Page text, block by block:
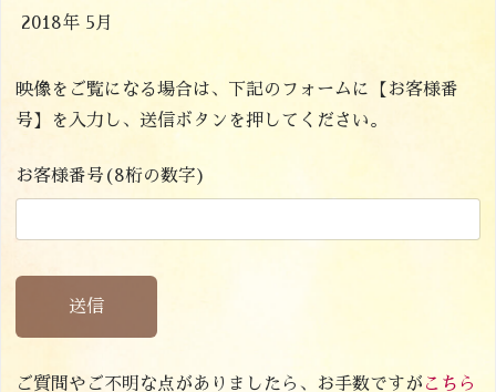
2018年 5月
映像をご覧になる場合は、下記のフォームに【お客様番
号】を入力し、送信ボタンを押してください。
お客様番号(8桁の数字)
送信
ご質問やご不明な点がありましたら、お手数ですが こちら